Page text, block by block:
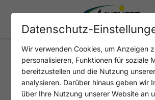
HAUS AUSZEIT
Datenschutz-
Wir verwenden Cookies, um Anzeigen
personalisieren, Funktionen für soziale
bereitzustellen und die Nutzung
analysieren. Darüber hinaus geben wir
über Ihre Nutzung unserer Website an